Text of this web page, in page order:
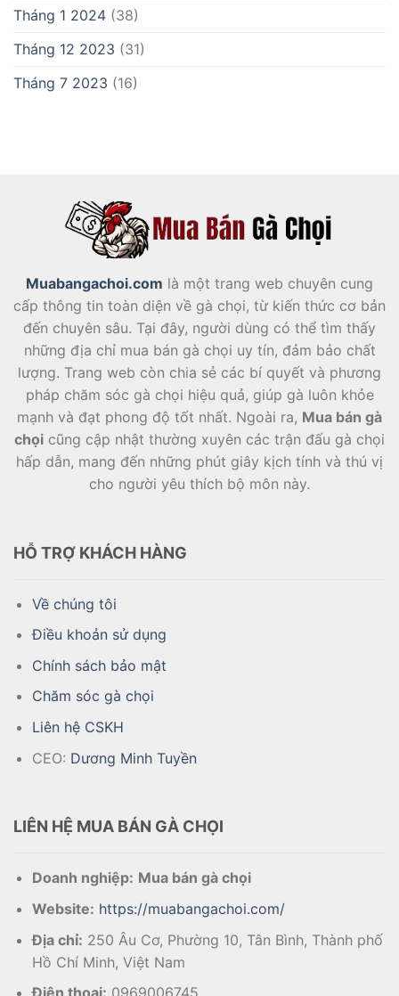
Tháng 1 2024 (38)
Tháng 12 2023 (31)
Tháng 7 2023 (16)
Muabangachoi.com là một trang web chuyên cung
cấp thông tin toàn diện về gà chọi, từ kiến thức cơ bản
đến chuyên sâu. Tại đây, người dùng có thể tìm thấy
những địa chỉ mua bán gà chọi uy tín, đảm bảo chất
lượng. Trang web còn chia sẻ các bí quyết và phương
pháp chăm sóc gà chọi hiệu quả, giúp gà luôn khỏe
mạnh và đạt phong độ tốt nhất. Ngoài ra, Mua bán gà
chọi cũng cập nhật thường xuyên các trận đấu gà chọi
hấp dẫn, mang đến những phút giây kịch tính và thú vị
cho người yêu thích bộ môn này.
HỖ TRỢ KHÁCH HÀNG
Về chúng tôi
Điều khoản sử dụng
Chính sách bảo mật
Chăm sóc gà chọi
Liên hệ CSKH
CEO: Dương Minh Tuyền
LIÊN HỆ MUA BÁN GÀ CHỌI
Doanh nghiệp: Mua bán gà chọi
Website: https://muabangachoi.com/
Địa chỉ: 250 Âu Cơ, Phường 10, Tân Bình, Thành phố
Hồ Chí Minh, Việt Nam